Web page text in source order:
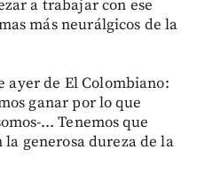
a trabajar con ese
más neurálgicos de la
ayer de El Colombiano:
ganar por lo que
... Tenemos que
generosa dureza de la